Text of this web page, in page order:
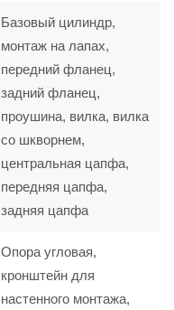
Базовый цилиндр,
монтаж на лапах,
передний фланец,
задний фланец,
проушина, вилка, вилка
со шкворнем,
центральная цапфа,
передняя цапфа,
задняя цапфа
Опора угловая,
кронштейн для
настенного монтажа,